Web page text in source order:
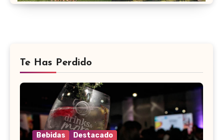
Te Has Perdido
Bebidas Destacado